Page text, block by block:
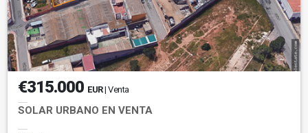
€315.000 EUR| Venta
SOLAR URBANO EN VENTA